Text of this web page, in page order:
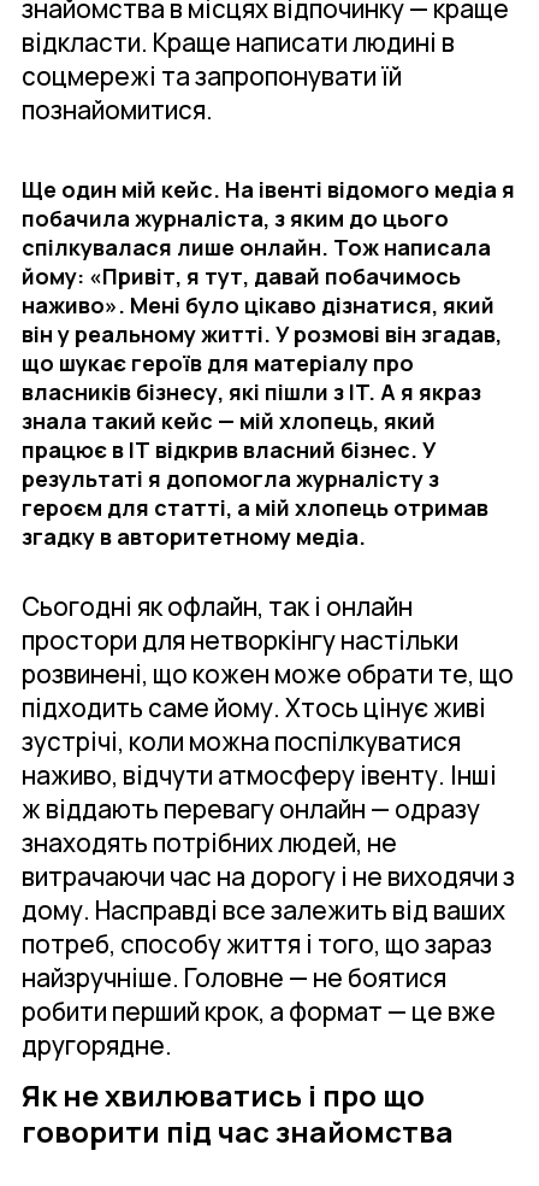
знайомства в місцях відпочинку — краще
відкласти. Краще написати людині в
соцмережі та запропонувати їй
познайомитися.
Ще один мій кейс. На івенті відомого медіа я
побачила журналіста, з яким до цього
спілкувалася лише онлайн. Тож написала
йому: «Привіт, я тут, давай побачимось
наживо». Мені було цікаво дізнатися, який
він у реальному житті. У розмові він згадав,
що шукає героїв для матеріалу про
власників бізнесу, які пішли з IT. А я якраз
знала такий кейс — мій хлопець, який
працює в ІТ відкрив власний бізнес. У
результаті я допомогла журналісту з
героєм для статті, а мій хлопець отримав
згадку в авторитетному медіа.
Сьогодні як офлайн, так і онлайн
простори для нетворкінгу настільки
розвинені, що кожен може обрати те, що
підходить саме йому. Хтось цінує живі
зустрічі, коли можна поспілкуватися
наживо, відчути атмосферу івенту. Інші
ж віддають перевагу онлайн — одразу
знаходять потрібних людей, не
витрачаючи час на дорогу і не виходячи з
дому. Насправді все залежить від ваших
потреб, способу життя і того, що зараз
найзручніше. Головне — не боятися
робити перший крок, а формат — це вже
другорядне.
Як не хвилюватись і про що
говорити під час знайомства